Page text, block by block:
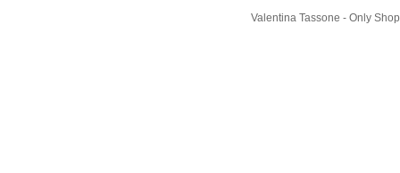
Valentina Tassone - Only